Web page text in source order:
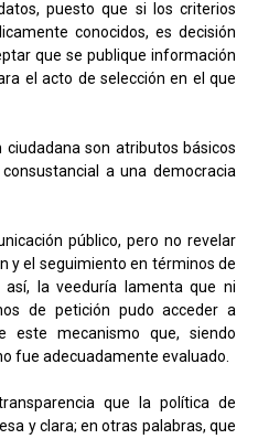
puesto que si los criterios
conocidos, es decisión
que se publique información
el acto de selección en el que
ciudadana son atributos básicos
a una democracia
público, pero no revelar
y el seguimiento en términos de
así, la veeduría lamenta que ni
de petición pudo acceder a
este mecanismo que, siendo
fue adecuadamente evaluado.
que la política de
y clara; en otras palabras, que